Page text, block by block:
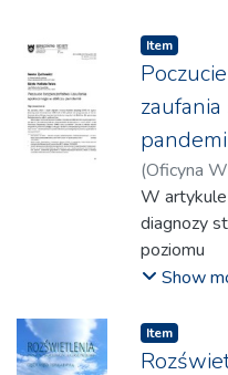
artykule
robić, aby
i swoich
Zrobiliśmy
książek. z
spędzić
trzeba
w
kilka
Anastazji
Item
(Oficyna
W
diagnozy
poziomu
zaufania
przez
badania
Show
Item